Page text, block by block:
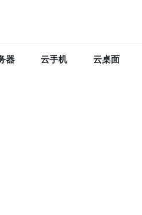
器 云手机 云桌面